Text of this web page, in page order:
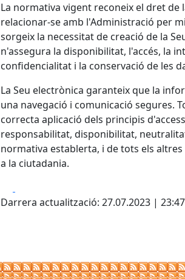
La normativa vigent reconeix el dret de
relacionar-se amb l'Administració per
sorgeix la necessitat de creació de la
n'assegura la disponibilitat, l'accés, la
confidencialitat i la conservació de les
La Seu electrònica garanteix que la
una navegació i comunicació segures.
correcta aplicació dels principis
responsabilitat, disponibilitat,
normativa establerta, i de tots els
a la ciutadania.
Darrera actualització: 27.07.2023 | 23:47